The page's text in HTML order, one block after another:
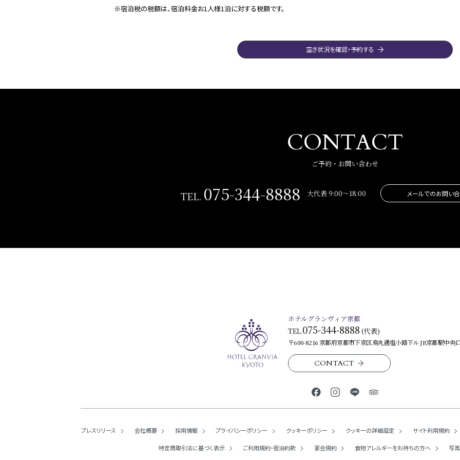
※宿泊税の税額は、宿泊料金お1人様1泊に対する税額です。
空き状況を確認・予約する
ご予約・お問い合わせ
CONTACT
TEL. 075-344-8888 大代表 9:00～18:00 メールでのお問い
ホテルグランヴィア京都
TEL.075-344-8888 (代表)
〒600-8216 京都府京都市下京区烏丸通塩小路下ル JR京都駅中央
CONTACT
プレスリリース 会社概要 採用情報 プライバシーポリシー クッキーポリシー クッキーの詳細設定 サイト利用規約
特定商取引法に基づく表示 ご利用規約・宿泊約款 宴会規約 食物アレルギーをお持ちの方へ 写